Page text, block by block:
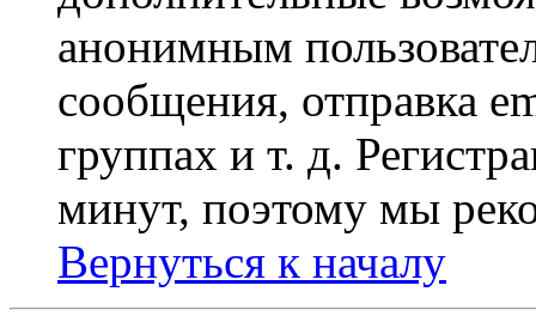
анонимным
сообщения, отправка
группах и т. д.
минут, поэтому мы
Вернуться к началу